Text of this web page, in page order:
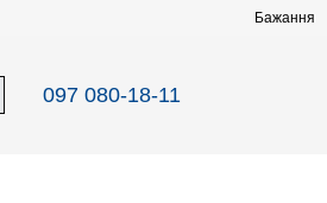
Бажання
097 080-18-11